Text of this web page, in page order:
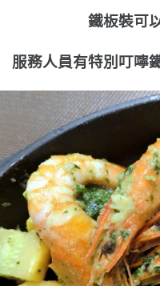
鐵板裝可
服務人員有特別叮嚀